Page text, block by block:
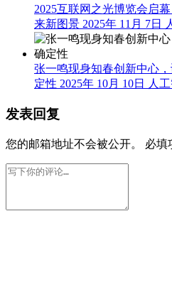
2025互联网之光博览会启
来新图景 2025年 11月 7日
张一鸣现身知春创新中心
定性 2025年 10月 10日 人
发表回复
您的邮箱地址不会被公开。 必填